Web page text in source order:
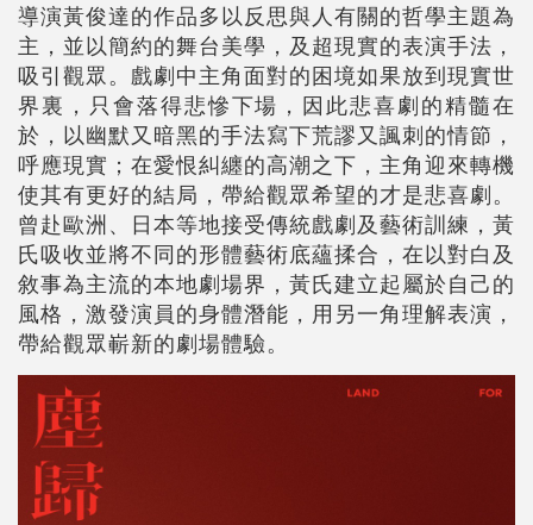
導演黃俊達的作品多以反思與人有關的哲學主題為
主，並以簡約的舞台美學，及超現實的表演手法，
吸引觀眾。戲劇中主角面對的困境如果放到現實世
界裏，只會落得悲慘下場，因此悲喜劇的精髓在
於，以幽默又暗黑的手法寫下荒謬又諷刺的情節，
呼應現實；在愛恨糾纏的高潮之下，主角迎來轉機
使其有更好的結局，帶給觀眾希望的才是悲喜劇。
曾赴歐洲、日本等地接受傳統戲劇及藝術訓練，黃
氏吸收並將不同的形體藝術底蘊揉合，在以對白及
敘事為主流的本地劇場界，黃氏建立起屬於自己的
風格，激發演員的身體潛能，用另一角理解表演，
帶給觀眾嶄新的劇場體驗。